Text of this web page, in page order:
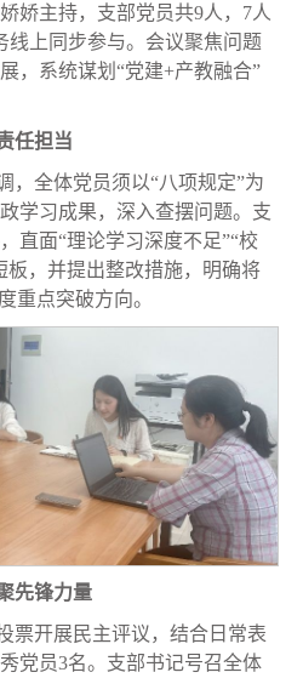
娇主持，支部党员共9人，7人
线上同步参与。会议聚焦问题
，系统谋划“党建+产教融合”
任担当
，全体党员须以“八项规定”为
学习成果，深入查摆问题。支
直面“理论学习深度不足”“校
板，并提出整改措施，明确将
重点突破方向。
先锋力量
票开展民主评议，结合日常表
党员3名。支部书记号召全体